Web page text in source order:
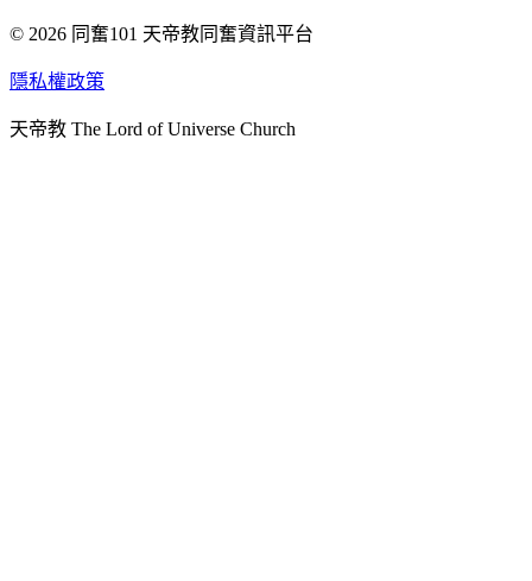
天人研究總院
天人研究學院
天人炁功院
© 2026 同奮101 天帝教同奮資訊平台
隱私權政策
天帝教 The Lord of Universe Church